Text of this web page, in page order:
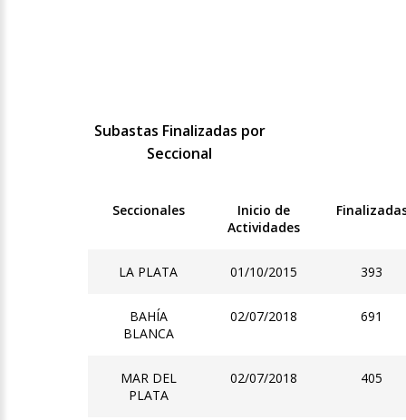
Subastas Finalizadas por
Seccional
Seccionales
Inicio de
Actividades
LA PLATA 01/10/2015 393
BAHÍA
BLANCA
02/07/2018 691
MAR DEL
PLATA
02/07/2018 405